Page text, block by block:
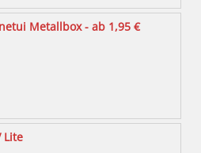
können
werden
Metallbox - ab 1,95 €
Lite